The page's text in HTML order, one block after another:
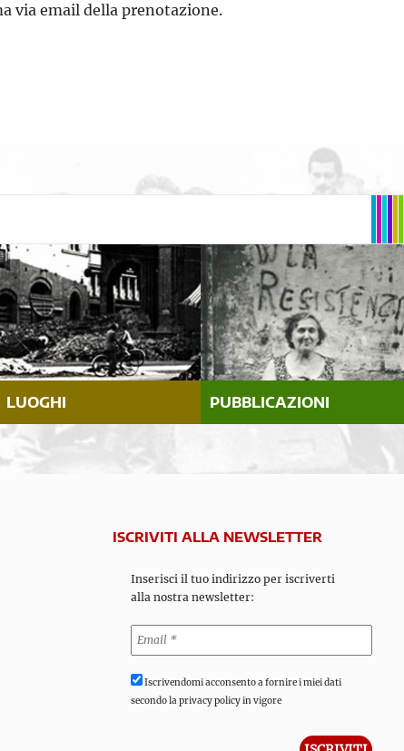
via email della prenotazione.
LUOGHI PUBBLICAZIONI
ISCRIVITI ALLA NEWSLETTER
Inserisci il tuo indirizzo per iscriverti
alla nostra newsletter:
Iscrivendomi acconsento a fornire i miei dati
secondo la privacy policy in vigore